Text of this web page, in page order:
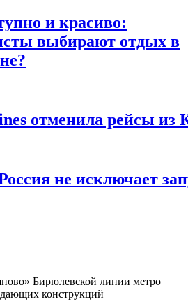
и красиво:
выбирают отдых в
отменила рейсы из
не исключает
Бирюлевской линии метро
конструкций